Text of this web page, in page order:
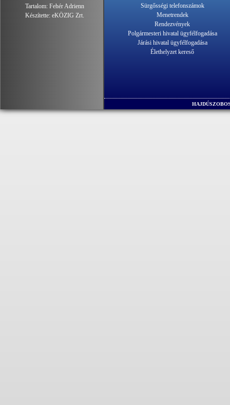
Tartalom: Fehér Adrienn
Készítette: eKÖZIG Zrt.
Sürgősségi telefonszámok
Menetrendek
Rendezvények
Polgármesteri hivatal ügyfélfogadása
Járási hivatal ügyfélfogadása
Élethelyzet kereső